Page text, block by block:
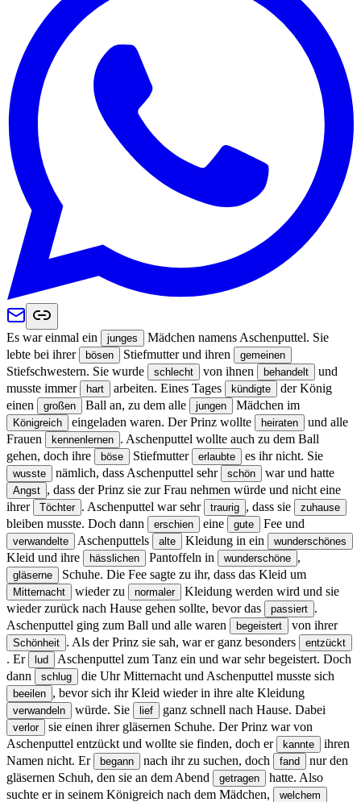
Es war einmal ein junges
Mädchen namens Aschenputtel. Sie
lebte bei ihrer
bösen Stiefmutter und ihren gemeinen
Stiefschwestern. Sie wurde schlecht von ihnen behandelt
und
musste immer
hart arbeiten. Eines Tages kündigte
der König
einen
großen Ball an, zu dem alle jungen Mädchen im
Königreich eingeladen waren. Der Prinz wollte heiraten
und alle
Frauen
kennenlernen . Aschenputtel wollte auch zu dem Ball
gehen, doch ihre
böse Stiefmutter erlaubte es ihr nicht. Sie
wusste nämlich, dass Aschenputtel sehr schön war und hatte
Angst , dass der Prinz sie zur Frau nehmen würde und nicht eine
ihrer
Töchter . Aschenputtel war sehr traurig , dass sie zuhause
bleiben musste. Doch dann erschien eine gute Fee und
verwandelte Aschenputtels alte Kleidung in ein wunderschönes
Kleid und ihre hässlichen Pantoffeln in wunderschöne ,
gläserne Schuhe. Die Fee sagte zu ihr, dass das Kleid um
Mitternacht wieder zu normaler
Kleidung werden wird und sie
wieder zurück nach Hause gehen sollte, bevor das
passiert .
Aschenputtel ging zum Ball und alle waren
begeistert von ihrer
Schönheit . Als der Prinz sie sah, war er ganz besonders entzückt
. Er lud
Aschenputtel zum Tanz ein und war sehr begeistert. Doch
dann
schlug die Uhr Mitternacht und Aschenputtel musste sich
beeilen , bevor sich ihr Kleid wieder in ihre alte Kleidung
verwandeln würde. Sie lief ganz schnell nach Hause. Dabei
verlor
sie einen ihrer gläsernen Schuhe. Der Prinz war von
Aschenputtel entzückt und wollte sie finden, doch er
kannte
ihren
Namen nicht. Er
begann nach ihr zu suchen, doch fand
nur den
gläsernen Schuh, den sie an dem Abend
getragen
hatte. Also
suchte er in seinem Königreich nach dem Mädchen,
welchem